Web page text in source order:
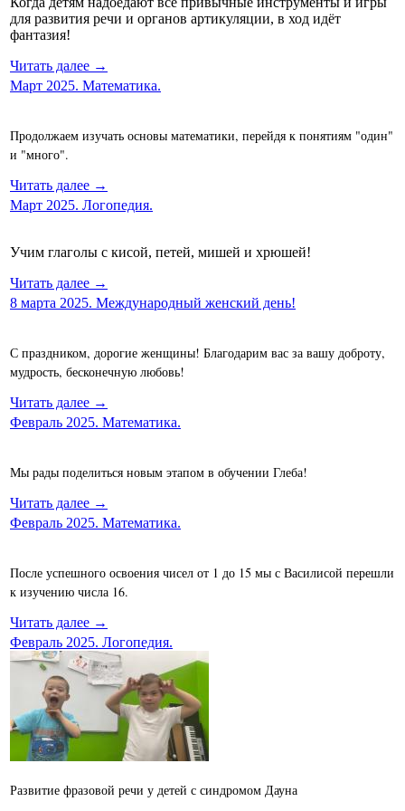
для развития речи и органов артикуляции, в ход идёт
фантазия!
Читать далее →
Март 2025. Математика.
Продолжаем изучать основы математики, перейдя к понятиям "один"
и "много".
Читать далее →
Март 2025. Логопедия.
Учим глаголы с кисой, петей, мишей и хрюшей!
Читать далее →
8 марта 2025. Международный женский день!
С праздником, дорогие женщины! Благодарим вас за вашу доброту,
мудрость, бесконечную любовь!
Читать далее →
Февраль 2025. Математика.
Мы рады поделиться новым этапом в обучении Глеба!
Читать далее →
Февраль 2025. Математика.
После успешного освоения чисел от 1 до 15 мы с Василисой перешли
к изучению числа 16.
Читать далее →
Февраль 2025. Логопедия.
Развитие фразовой речи у детей с синдромом Дауна